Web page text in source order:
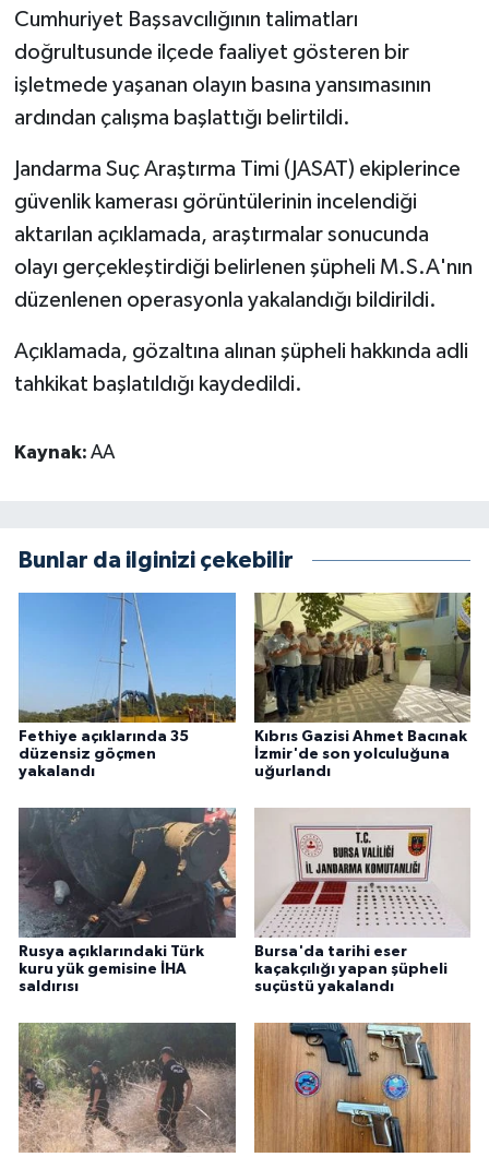
Cumhuriyet Başsavcılığının talimatları
doğrultusunde ilçede faaliyet gösteren bir
işletmede yaşanan olayın basına yansımasının
ardından çalışma başlattığı belirtildi.
Jandarma Suç Araştırma Timi (JASAT) ekiplerince
güvenlik kamerası görüntülerinin incelendiği
aktarılan açıklamada, araştırmalar sonucunda
olayı gerçekleştirdiği belirlenen şüpheli M.S.A'nın
düzenlenen operasyonla yakalandığı bildirildi.
Açıklamada, gözaltına alınan şüpheli hakkında adli
tahkikat başlatıldığı kaydedildi.
Kaynak: AA
Bunlar da ilginizi çekebilir
Fethiye açıklarında 35
düzensiz göçmen
yakalandı
Kıbrıs Gazisi Ahmet Bacınak
İzmir'de son yolculuğuna
uğurlandı
Rusya açıklarındaki Türk
kuru yük gemisine İHA
saldırısı
Bursa'da tarihi eser
kaçakçılığı yapan şüpheli
suçüstü yakalandı